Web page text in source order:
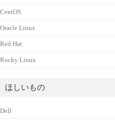
CentOS
Oracle Linux
Red Hat
Rocky Linux
ほしいもの
Dell